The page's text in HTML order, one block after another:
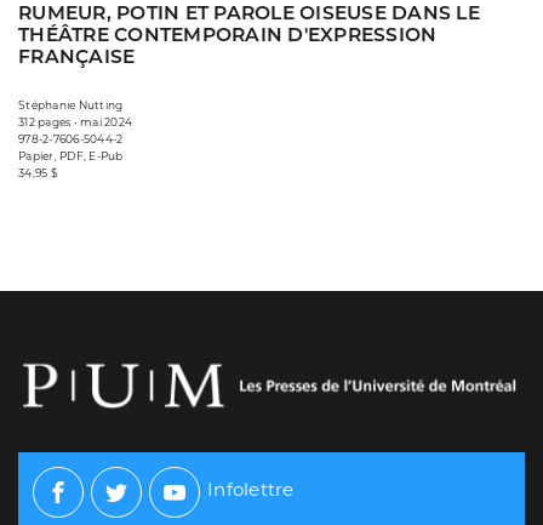
RUMEUR, POTIN ET PAROLE OISEUSE DANS LE
THÉÂTRE CONTEMPORAIN D'EXPRESSION
FRANÇAISE
Stéphanie Nutting
312 pages • mai 2024
978-2-7606-5044-2
Papier, PDF, E-Pub
34,95 $
Facebook
TwitterYoutube
Infolettre